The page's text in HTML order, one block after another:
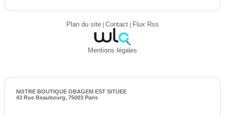
Plan du site| Contact| Flux Rss
Mentions légales
NOTRE BOUTIQUE OBAGEM EST SITUEE
43 Rue Beaubourg, 75003 Paris